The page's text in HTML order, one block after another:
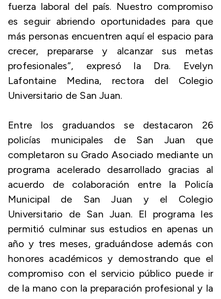
fuerza laboral del país. Nuestro compromiso
es seguir abriendo oportunidades para que
más personas encuentren aquí el espacio para
crecer, prepararse y alcanzar sus metas
profesionales”, expresó la Dra. Evelyn
Lafontaine Medina, rectora del Colegio
Universitario de San Juan.
Entre los graduandos se destacaron 26
policías municipales de San Juan que
completaron su Grado Asociado mediante un
programa acelerado desarrollado gracias al
acuerdo de colaboración entre la Policía
Municipal de San Juan y el Colegio
Universitario de San Juan. El programa les
permitió culminar sus estudios en apenas un
año y tres meses, graduándose además con
honores académicos y demostrando que el
compromiso con el servicio público puede ir
de la mano con la preparación profesional y la